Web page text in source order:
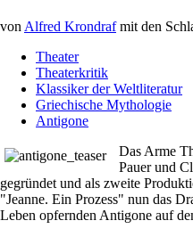
von Alfred Krondraf mit den
Theater
Theaterkritik
Klassiker der Weltliteratur
Griechische Mythologie
Antigone
Das Arme
Pauer und
gegründet und als zweite
"Jeanne. Ein Prozess" nun das
Leben opfernden Antigone auf